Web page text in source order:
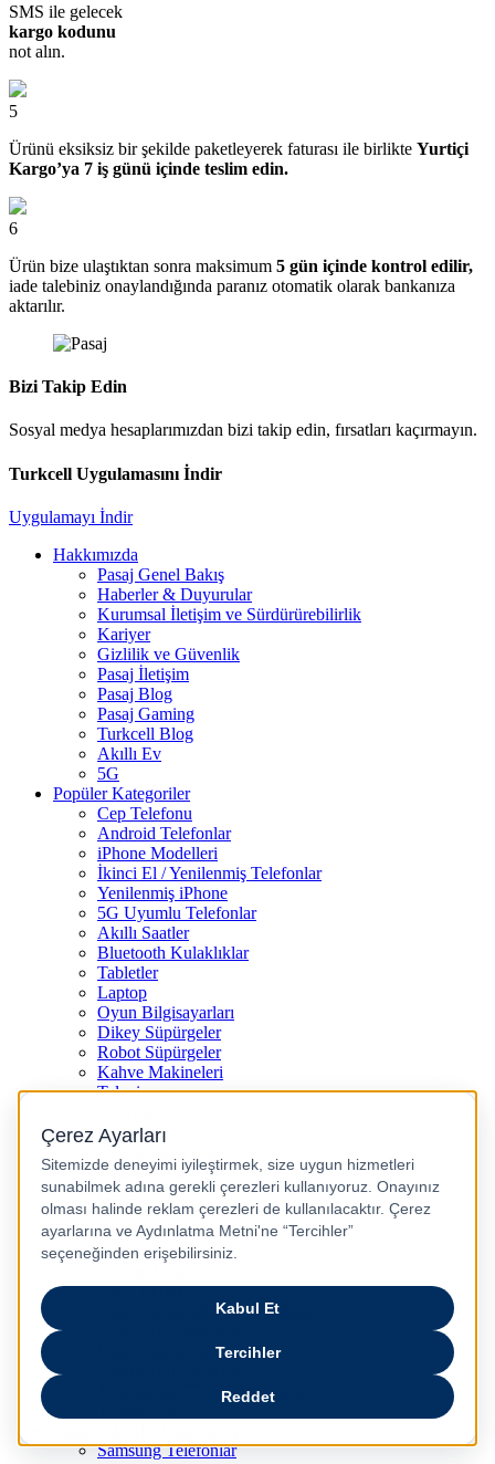
SMS ile gelecek
kargo kodunu
not alın.
5
Ürünü eksiksiz bir şekilde paketleyerek faturası ile birlikte Yurtiçi
Kargo’ya 7 iş günü içinde teslim edin.
6
Ürün bize ulaştıktan sonra maksimum 5 gün içinde kontrol edilir,
iade talebiniz onaylandığında paranız otomatik olarak bankanıza
aktarılır.
Bizi Takip Edin
Sosyal medya hesaplarımızdan bizi takip edin, fırsatları kaçırmayın.
Turkcell Uygulamasını İndir
Uygulamayı İndir
Hakkımızda
Pasaj Genel Bakış
Haberler & Duyurular
Kurumsal İletişim ve Sürdürürebilirlik
Kariyer
Gizlilik ve Güvenlik
Pasaj İletişim
Pasaj Blog
Pasaj Gaming
Turkcell Blog
Akıllı Ev
5G
Popüler Kategoriler
Cep Telefonu
Android Telefonlar
iPhone Modelleri
İkinci El / Yenilenmiş Telefonlar
Yenilenmiş iPhone
5G Uyumlu Telefonlar
Akıllı Saatler
Bluetooth Kulaklıklar
Tabletler
Laptop
Oyun Bilgisayarları
Dikey Süpürgeler
Robot Süpürgeler
Kahve Makineleri
Televizyon
Kulaklıklar
Çocuk Akıllı Saat
Kulakiçi Kulaklık
Kettle
Saç Düzleştirici
Airpods
Yardım
İşlem Rehberi
Ürün Güvenliği Temas Noktası
Pasaj Sipariş Sorgulama
Televizyon (TV) Karşılaştırma
Samsung Telefonlar